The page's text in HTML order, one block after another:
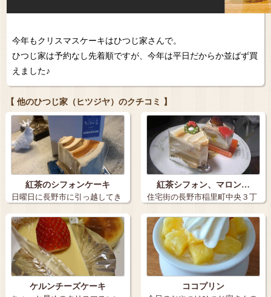
今年もクリスマスケーキはひつじ家さんで。
ひつじ家は予約なし先着順ですが、今年は平日だからか並ばず買
えました♪
【 他のひつじ家（ヒツジヤ）のクチコミ 】
紅茶のシフォンケーキ
日曜日に長野市に引っ越してき
ました。 …
紅茶シフォン、マロン…
住宅街の長野市稲里町中央３丁
目にある ひ…
ケルンチーズケーキ ココプリン